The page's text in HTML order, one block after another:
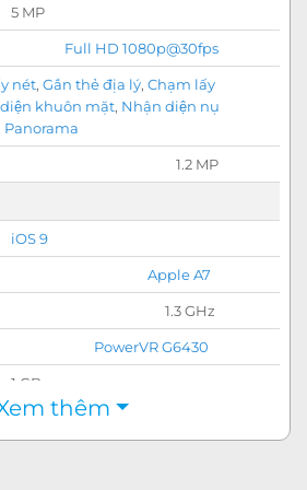
trên iPad Air Wifi 16GB
thị đẹp mắt
inch lớn, đem lại nhiều
và giải trí cho bạn, bàn phím
rãi hơn.
5 MP
Full HD 1080p@30fps
nét, Gắn thẻ địa lý, Chạm lấy
khuôn mặt, Nhận diện nụ
Panorama
1.2 MP
iOS 9
Apple A7
1.3 GHz
PowerVR G6430
1 GB
16 GB thêm